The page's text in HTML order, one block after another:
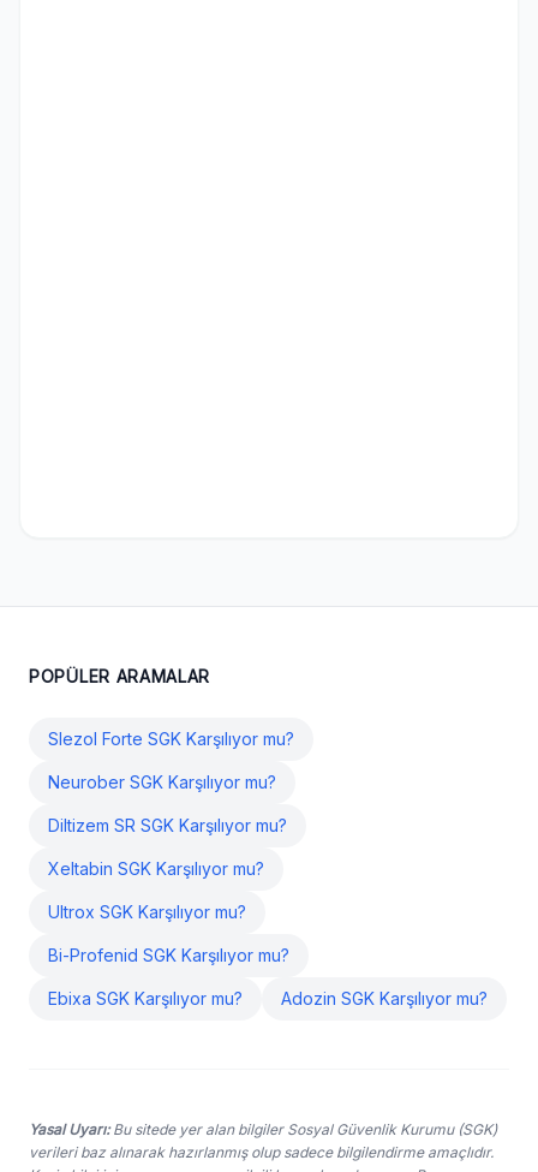
POPÜLER ARAMALAR
Slezol Forte SGK Karşılıyor mu?
Neurober SGK Karşılıyor mu?
Diltizem SR SGK Karşılıyor mu?
Xeltabin SGK Karşılıyor mu?
Ultrox SGK Karşılıyor mu?
Bi-Profenid SGK Karşılıyor mu?
Ebixa SGK Karşılıyor mu? Adozin SGK Karşılıyor mu?
Yasal Uyarı:Bu sitede yer alan bilgiler Sosyal Güvenlik Kurumu (SGK)
verileri baz alınarak hazırlanmış olup sadece bilgilendirme amaçlıdır.